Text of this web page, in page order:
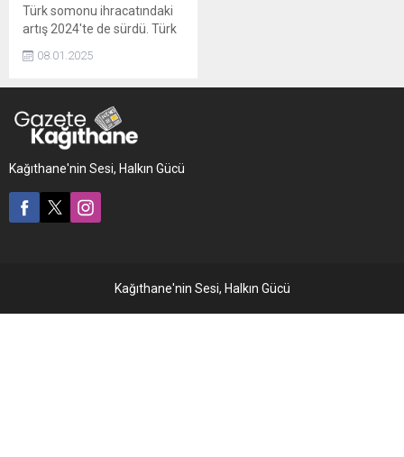
Türk somonu ihracatındaki
artış 2024'te de sürdü. Türk
alıcı buldu. Ülke genelinde
ağırlığı Doğu Karadeniz
elinde tutuyor.
08.01.2025
Kağıthane'nin Sesi, Halkın Gücü
Kağıthane'nin Sesi, Halkın Gücü